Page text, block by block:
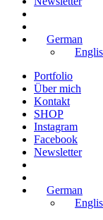
German
Portfolio
Über mich
Kontakt
SHOP
Instagram
Facebook
Newsletter
German